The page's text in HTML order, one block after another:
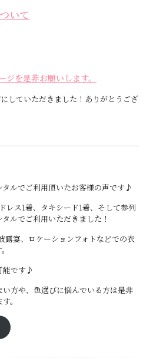
いて
を是非お願いします。
していただきました！ありがとうござ
ルでご利用頂いたお客様の声です♪
レス1着、タキシード1着、そして参列
ルでご利用いただきました！
宴、ロケーションフォトなどでの衣
能です♪
方や、色選びに悩んでいる方は是非
。